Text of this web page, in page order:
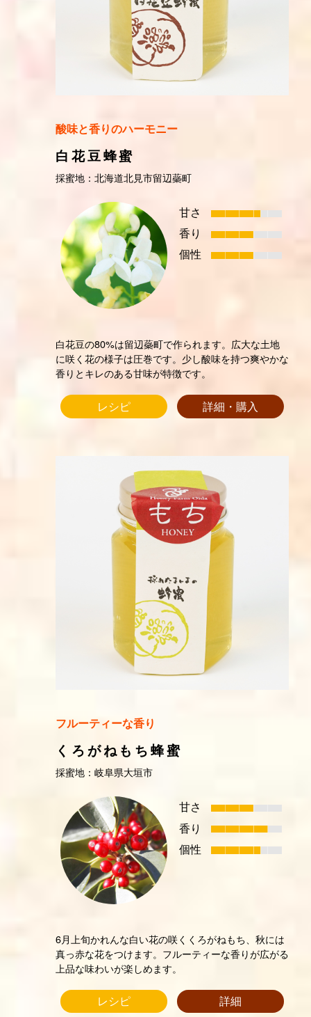
酸味と香りのハーモニー
白花豆蜂蜜
採蜜地：北海道北見市留辺蘂町
甘さ
香り
個性
白花豆の80%は留辺蘂町で作られます。広大な土地
に咲く花の様子は圧巻です。少し酸味を持つ爽やかな
香りとキレのある甘味が特徴です。
レシピ 詳細・購入
フルーティーな香り
くろがねもち蜂蜜
採蜜地：岐阜県大垣市
甘さ
香り
個性
6月上旬かれんな白い花の咲くくろがねもち、秋には
真っ赤な花をつけます。フルーティーな香りが広がる
上品な味わいが楽しめます。
レシピ 詳細